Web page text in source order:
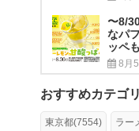
〜8/
なパ
ッペ
8月
おすすめカテゴ
東京都(7554) ラー